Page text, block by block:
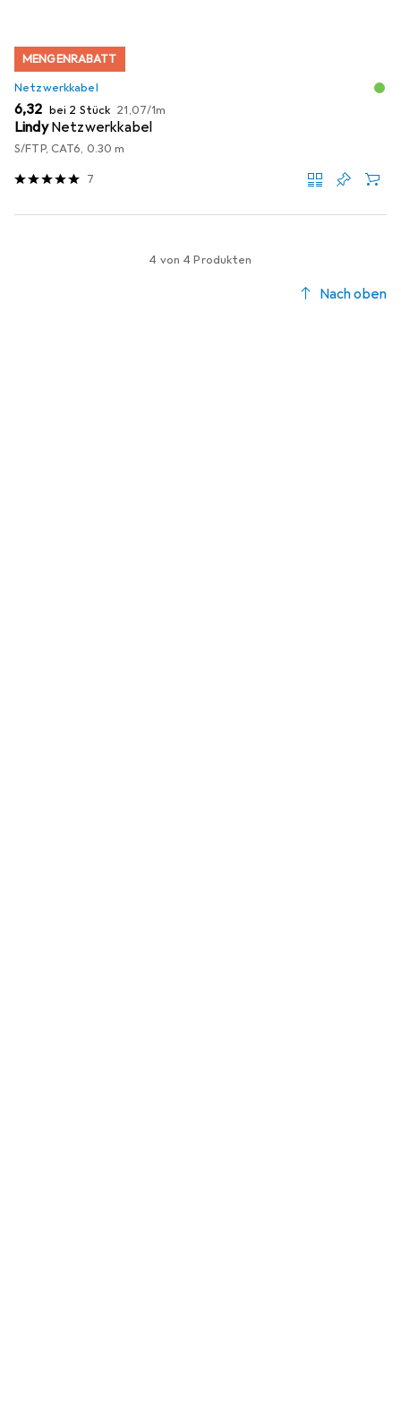
MENGENRABATT
Netzwerkkabel
EUR
6,32 bei 2 Stück EUR
21,07/1m
Lindy Netzwerkkabel
S/FTP, CAT6, 0.30 m
7
4 von 4 Produkten
Nach oben